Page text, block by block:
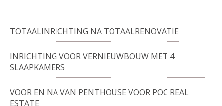
TOTAALINRICHTING NA TOTAALRENOVATIE
INRICHTING VOOR VERNIEUWBOUW MET 4
SLAAPKAMERS
VOOR EN NA VAN PENTHOUSE VOOR POC REAL
ESTATE